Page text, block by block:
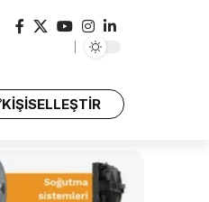
KIŞISELLEŞTIR